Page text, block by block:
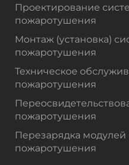
Проектирование
пожаротушения
Монтаж (установка)
пожаротушения
Техническое
пожаротушения
пожаротушения
Перезарядка модулей
пожаротушения